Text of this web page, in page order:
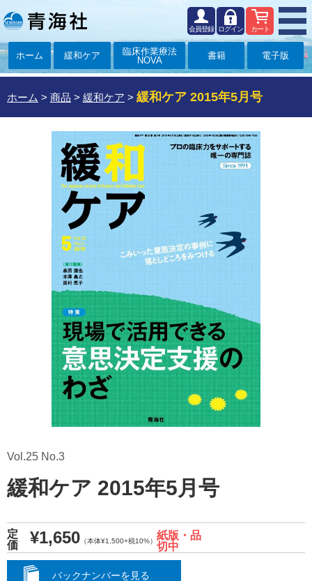
カート
ログイン
会員登録
ホーム 緩和ケア
臨床作業療法
NOVA
書籍 電子版
ホーム > 商品 > 緩和ケア > 緩和ケア 2015年5月号
Vol.25 No.3
緩和ケア 2015年5月号
定
価
¥1,650 （本体¥1,500+税10%）紙版・品
切中
バックナンバーを見る